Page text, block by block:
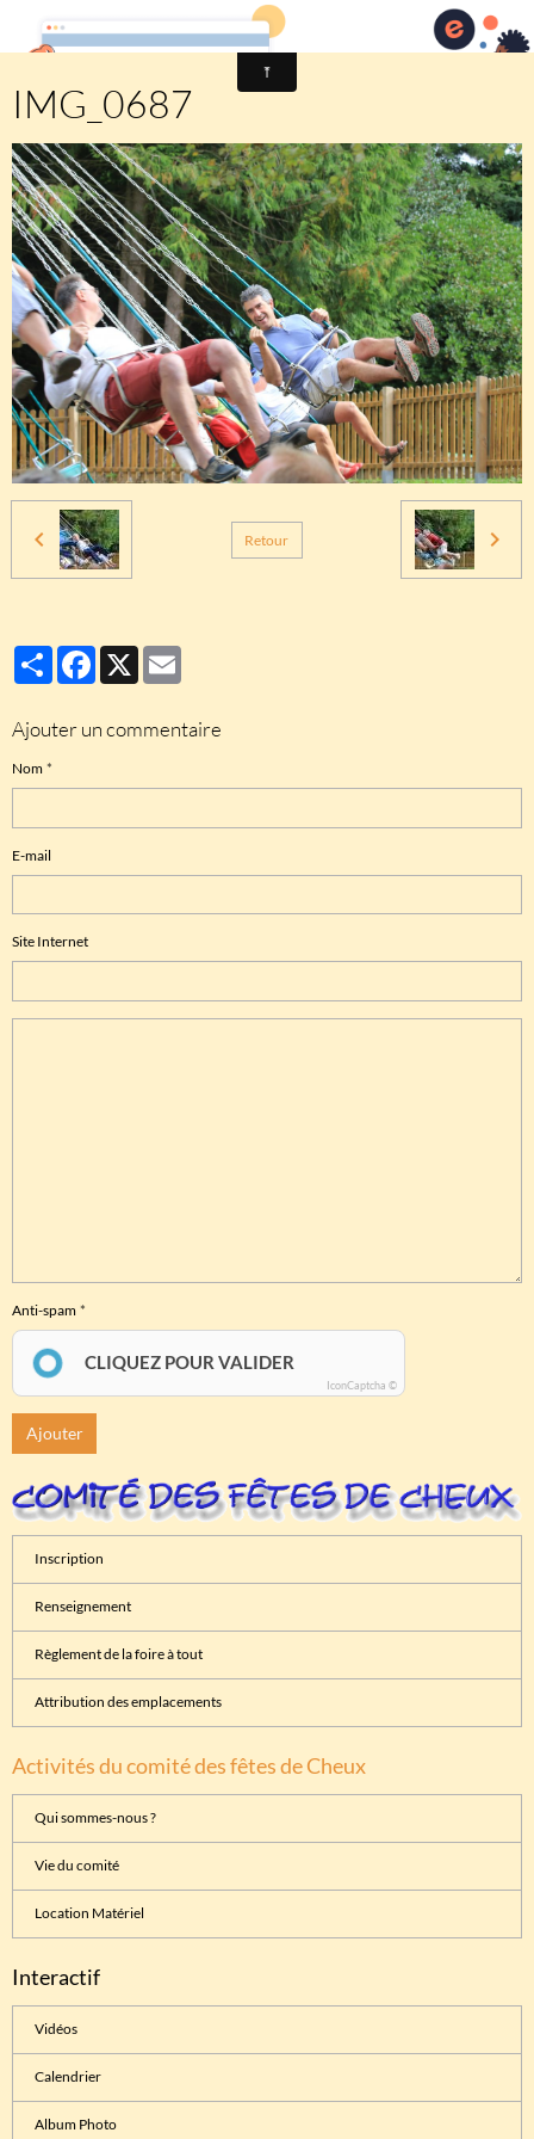
Comité des fêtes de CHEUX
IMG_0687
Retour
PartagerFacebook
X
Ajouter un commentaire
Nom
E-mail
Site Internet
Anti-spam
CLIQUEZ POUR VALIDER
IconCaptcha ©
Ajouter
Inscription
Renseignement
Règlement de la foire à tout
Attribution des emplacements
Activités du comité des fêtes de Cheux
Qui sommes-nous ?
Vie du comité
Location Matériel
Interactif
Vidéos
Calendrier
Album Photo